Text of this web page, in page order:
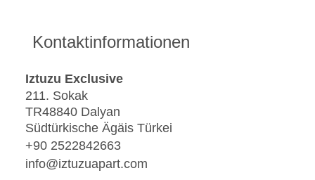
Kontaktinformationen
Iztuzu Exclusive
211. Sokak
TR48840 Dalyan
Südtürkische Ägäis Türkei
+90 2522842663
info@iztuzuapart.com